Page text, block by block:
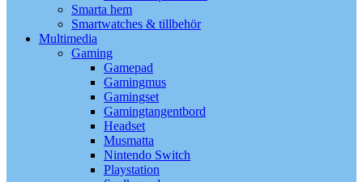
Smarta hem
Smartwatches & tillbehör
Multimedia
Gaming
Gamepad
Gamingmus
Gamingset
Gamingtangentbord
Headset
Musmatta
Nintendo Switch
Playstation